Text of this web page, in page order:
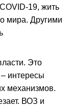
19, жить
мира. Другими
Это
интересы
механизмов.
ВОЗ и